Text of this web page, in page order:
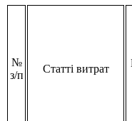
№
з/п
Статті витрат